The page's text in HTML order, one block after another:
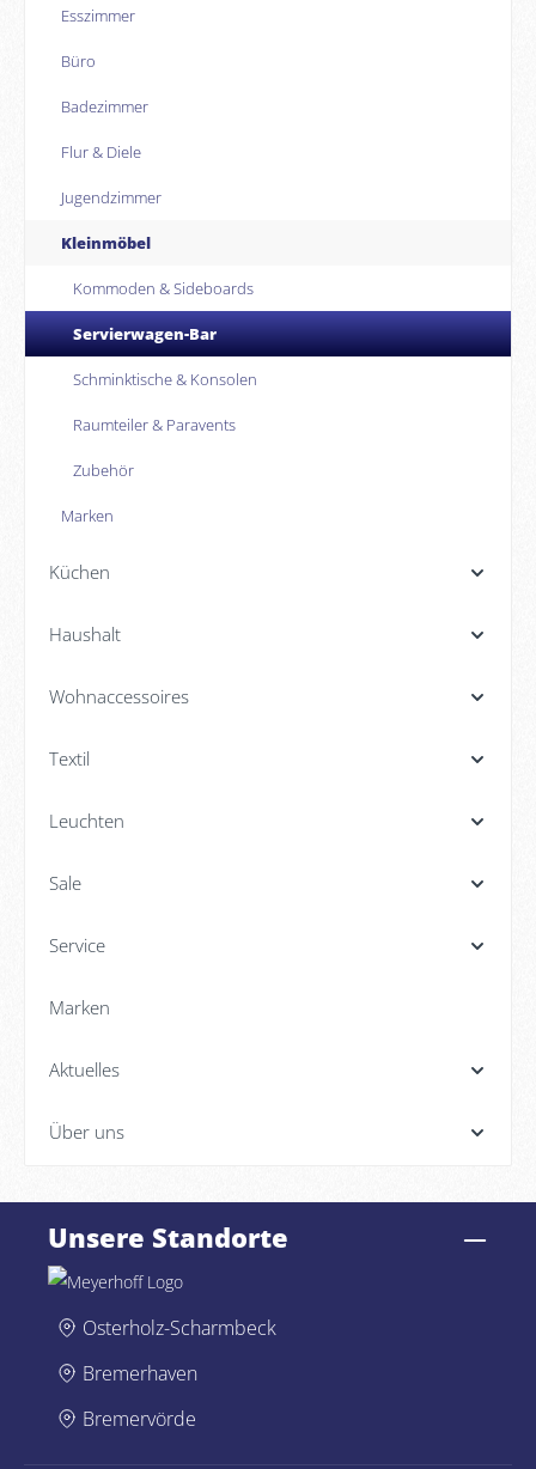
Esszimmer
Büro
Badezimmer
Flur & Diele
Jugendzimmer
Kleinmöbel
Kommoden & Sideboards
Servierwagen-Bar
Schminktische & Konsolen
Raumteiler & Paravents
Zubehör
Marken
Küchen
Haushalt
Wohnaccessoires
Textil
Leuchten
Sale
Service
Marken
Aktuelles
Über uns
Unsere Standorte
Osterholz-Scharmbeck
Bremerhaven
Bremervörde